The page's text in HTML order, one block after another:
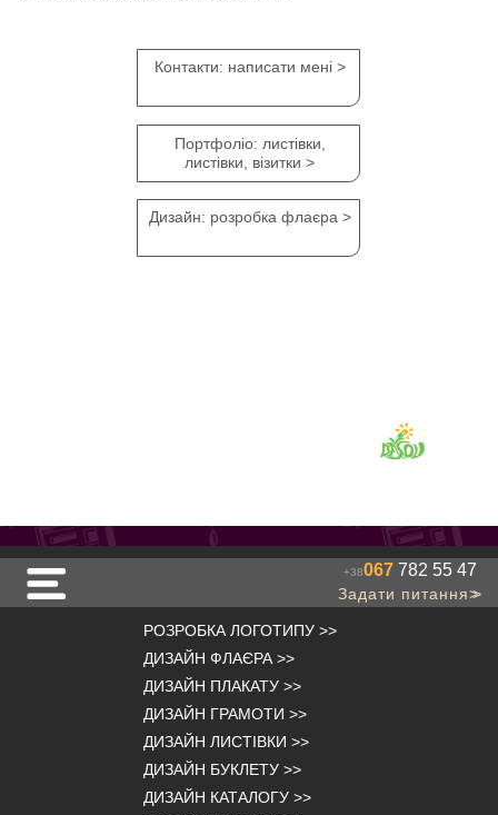
Контакти: написати мені >
Портфоліо: листівки,
листівки, візитки >
Дизайн: розробка флаєра >
РОЗРОБКА ЛОГОТИПУ >>
ДИЗАЙН ФЛАЄРА >>
ДИЗАЙН ПЛАКАТУ >>
ДИЗАЙН ГРАМОТИ >>
ДИЗАЙН ЛИСТІВКИ >>
ДИЗАЙН БУКЛЕТУ >>
ДИЗАЙН КАТАЛОГУ >>
+38067 782 55 47
Задати питання>>